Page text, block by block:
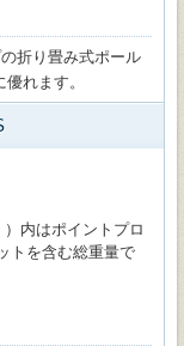
折り畳み式ポール
れます。
内はポイントプロ
トを含む総重量で